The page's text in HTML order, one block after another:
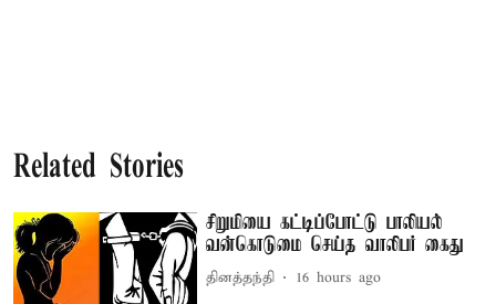
Related Stories
சிறுமியை கட்டிப்போட்டு பாலியல்
வன்கொடுமை செய்த வாலிபர் கைது
தினத்தந்தி 16 hours ago